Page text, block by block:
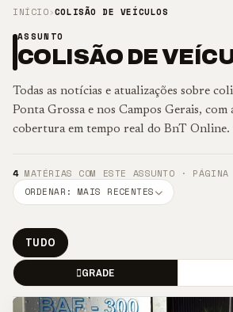
INÍCIO›COLISÃO DE VEÍCULOS
ASSUNTO
COLISÃO DE
Todas as notícias e atualizações sobre
Ponta Grossa e nos Campos Gerais, com
cobertura em tempo real do BnT Online.
4 MATÉRIAS COM ESTE ASSUNTO ·
ORDENAR: MAIS RECENTES
TUDO
GRADE